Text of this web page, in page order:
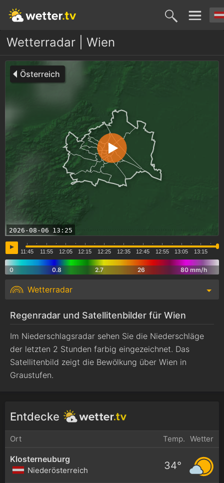
Wetterradar | Wien
Österreich
2026-08-06 13:25
11:45 11:55 12:05 12:15 12:25 12:35 12:45 12:55 13:05 13:15
0 0.8 2.7 26 80 mm/h
Wetterradar
Regenradar und Satellitenbilder für Wien
Im Niederschlagsradar sehen Sie die Niederschläge
der letzten 2 Stunden farbig eingezeichnet. Das
Satellitenbild zeigt die Bewölkung über Wien in
Graustufen.
Entdecke
Ort Temp. Wetter
Klosterneuburg
Niederösterreich 34°